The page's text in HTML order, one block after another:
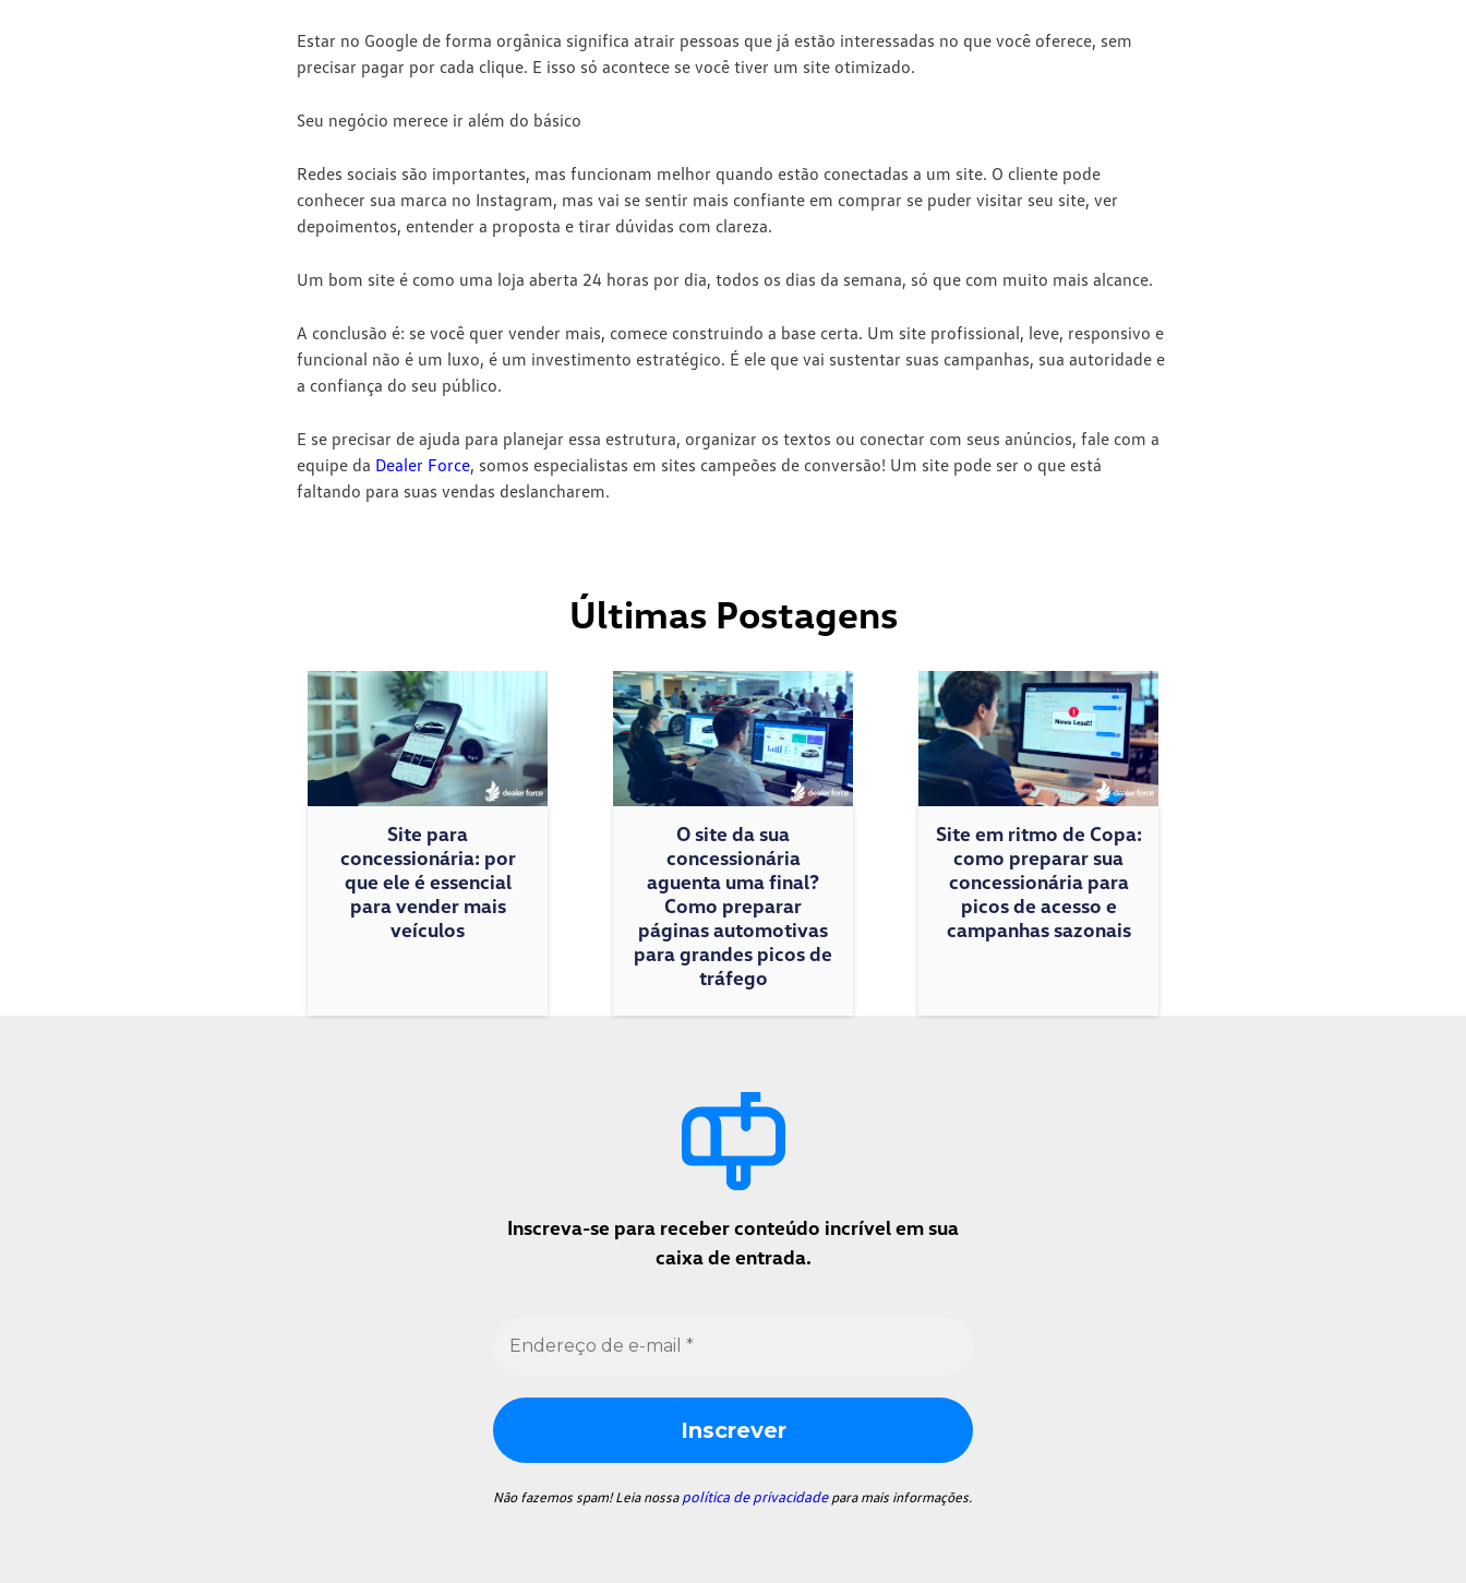
Estar no Google de forma orgânica significa atrair pessoas que já estão interessadas no que você oferece, sem
precisar pagar por cada clique. E isso só acontece se você tiver um site otimizado.
Seu negócio merece ir além do básico
Redes sociais são importantes, mas funcionam melhor quando estão conectadas a um site. O cliente pode
conhecer sua marca no Instagram, mas vai se sentir mais confiante em comprar se puder visitar seu site, ver
depoimentos, entender a proposta e tirar dúvidas com clareza.
Um bom site é como uma loja aberta 24 horas por dia, todos os dias da semana, só que com muito mais alcance.
A conclusão é: se você quer vender mais, comece construindo a base certa. Um site profissional, leve, responsivo e
funcional não é um luxo, é um investimento estratégico. É ele que vai sustentar suas campanhas, sua autoridade e
a confiança do seu público.
E se precisar de ajuda para planejar essa estrutura, organizar os textos ou conectar com seus anúncios, fale com a
equipe da Dealer Force, somos especialistas em sites campeões de conversão! Um site pode ser o que está
faltando para suas vendas deslancharem.
Últimas Postagens
Site para
concessionária: por
que ele é essencial
para vender mais
veículos
O site da sua
concessionária
aguenta uma final?
Como preparar
páginas automotivas
para grandes picos de
tráfego
Site em ritmo de Copa:
como preparar sua
concessionária para
picos de acesso e
campanhas sazonais
Inscreva-se para receber conteúdo incrível em sua
caixa de entrada.
Não fazemos spam! Leia nossapolítica de privacidadepara mais informações.